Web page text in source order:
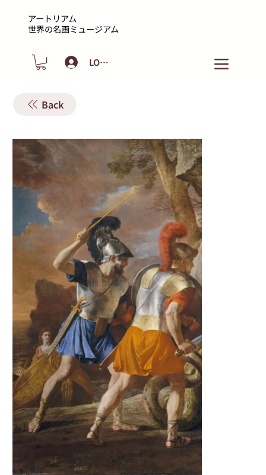
アートリアム
​世界の名画ミュージアム
LOGIN
Back